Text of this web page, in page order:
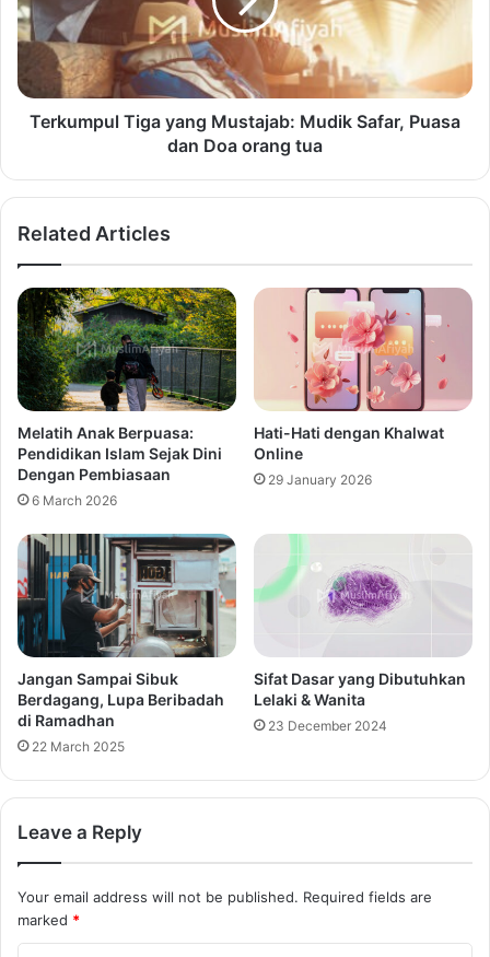
Terkumpul Tiga yang Mustajab: Mudik Safar, Puasa
dan Doa orang tua
Related Articles
Melatih Anak Berpuasa:
Pendidikan Islam Sejak Dini
Dengan Pembiasaan
6 March 2026
Hati-Hati dengan Khalwat
Online
29 January 2026
Jangan Sampai Sibuk
Berdagang, Lupa Beribadah
di Ramadhan
22 March 2025
Sifat Dasar yang Dibutuhkan
Lelaki & Wanita
23 December 2024
Leave a Reply
Your email address will not be published. Required fields are
marked *